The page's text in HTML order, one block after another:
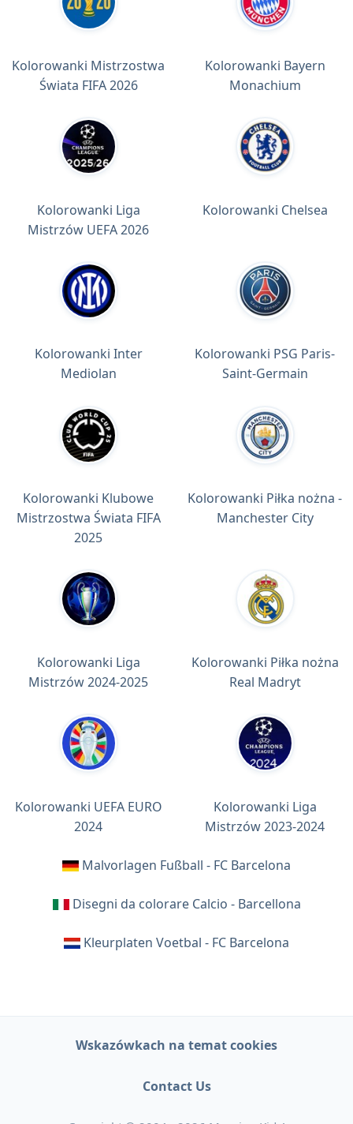
Kolorowanki Mistrzostwa
Świata FIFA 2026
Kolorowanki Bayern
Monachium
Kolorowanki Liga
Mistrzów UEFA 2026
Kolorowanki Chelsea
Kolorowanki Inter
Mediolan
Kolorowanki PSG Paris-
Saint-Germain
Kolorowanki Klubowe
Mistrzostwa Świata FIFA
2025
Kolorowanki Piłka nożna -
Manchester City
Kolorowanki Liga
Mistrzów 2024-2025
Kolorowanki Piłka nożna
Real Madryt
Kolorowanki UEFA EURO
2024
Kolorowanki Liga
Mistrzów 2023-2024
Malvorlagen Fußball - FC Barcelona
Disegni da colorare Calcio - Barcellona
Kleurplaten Voetbal - FC Barcelona
Wskazówkach na temat cookies
Contact Us